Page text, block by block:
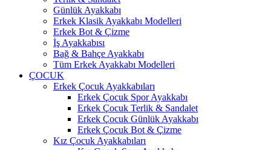
Günlük Ayakkabı
Erkek Klasik Ayakkabı Modelleri
Erkek Bot & Çizme
İş Ayakkabısı
Bağ & Bahçe Ayakkabı
Tüm Erkek Ayakkabı Modelleri
ÇOCUK
Erkek Çocuk Ayakkabıları
Erkek Çocuk Spor Ayakkabı
Erkek Çocuk Terlik & Sandalet
Erkek Çocuk Günlük Ayakkabı
Erkek Çocuk Bot & Çizme
Kız Çocuk Ayakkabıları